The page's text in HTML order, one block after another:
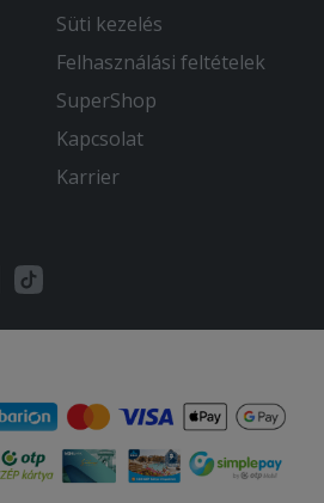
Süti kezelés
Felhasználási feltételek
SuperShop
Kapcsolat
Karrier